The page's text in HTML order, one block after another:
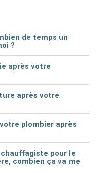
de temps un
?
après votre
après votre
plombier après
pour le
combien ça va me